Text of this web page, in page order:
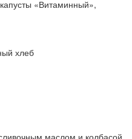
«Витаминный»,
хлеб
маслом и колбасой